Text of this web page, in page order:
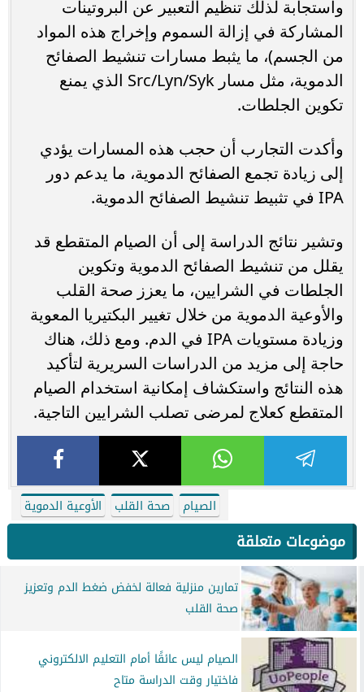
واستجابة لذلك تنظيم التعبير عن البروتينات
المشاركة في إزالة السموم وإخراج هذه المواد
من الجسم)، ما يثبط مسارات تنشيط الصفائح
الدموية، مثل مسار Src/Lyn/Syk الذي يمنع
تكوين الجلطات.
وأكدت التجارب أن حجب هذه المسارات يؤدي
إلى زيادة تجمع الصفائح الدموية، ما يدعم دور
IPA في تثبيط تنشيط الصفائح الدموية.
وتشير نتائج الدراسة إلى أن الصيام المتقطع قد
يقلل من تنشيط الصفائح الدموية وتكوين
الجلطات في الشرايين، ما يعزز صحة القلب
والأوعية الدموية من خلال تغيير البكتيريا المعوية
وزيادة مستويات IPA في الدم. ومع ذلك، هناك
حاجة إلى مزيد من الدراسات السريرية لتأكيد
هذه النتائج واستكشاف إمكانية استخدام الصيام
المتقطع كعلاج لمرضى تصلب الشرايين التاجية.
الصيام صحة القلب الأوعية الدموية
موضوعات متعلقة
تمارين منزلية فعالة لخفض ضغط الدم وتعزيز
صحة القلب
الصيام ليس عائقًا أمام التعليم الالكتروني
فاختيار وقت الدراسة متاح